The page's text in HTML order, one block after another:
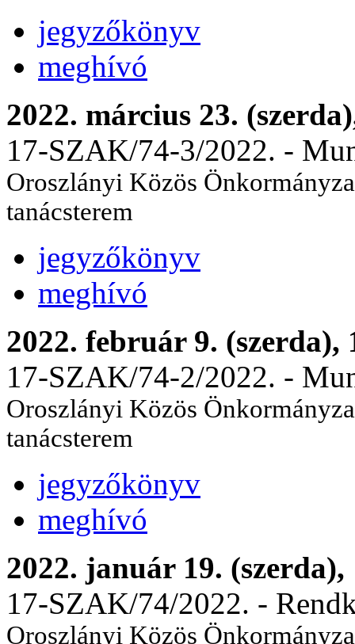
jegyzőkönyv
meghívó
2022. március 23.
17-SZAK/74-3/2022. -
Oroszlányi Közös
tanácsterem
jegyzőkönyv
meghívó
2022. február 9. (szerda),
17-SZAK/74-2/2022. -
Oroszlányi Közös
tanácsterem
jegyzőkönyv
meghívó
2022. január 19.
17-SZAK/74/2022. -
Oroszlányi Közös